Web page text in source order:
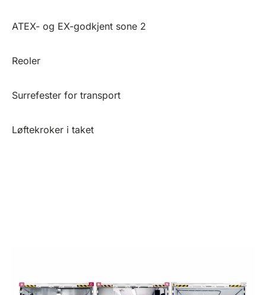
ATEX- og EX-godkjent sone 2
Reoler
Surrefester for transport
Løftekroker i taket